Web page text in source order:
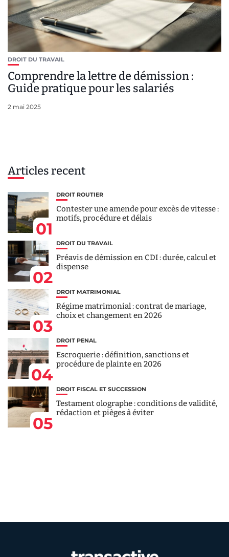
DROIT DU TRAVAIL
Comprendre la lettre de démission :
Guide pratique pour les salariés
2 mai 2025
Articles recent
01
DROIT ROUTIER
Contester une amende pour excès de vitesse :
motifs, procédure et délais
02
DROIT DU TRAVAIL
Préavis de démission en CDI : durée, calcul et
dispense
03
DROIT MATRIMONIAL
Régime matrimonial : contrat de mariage,
choix et changement en 2026
04
DROIT PÉNAL
Escroquerie : définition, sanctions et
procédure de plainte en 2026
05
DROIT FISCAL ET SUCCESSION
Testament olographe : conditions de validité,
rédaction et pièges à éviter